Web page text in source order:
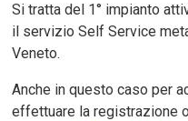
Si tratta del 1° impianto
il servizio Self Service
Veneto.
Anche in questo caso per
effettuare la registrazione